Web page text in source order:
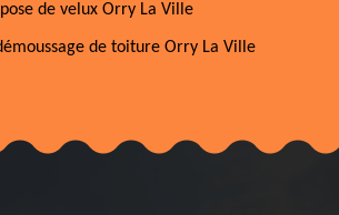
de velux Orry La Ville
de toiture Orry La Ville